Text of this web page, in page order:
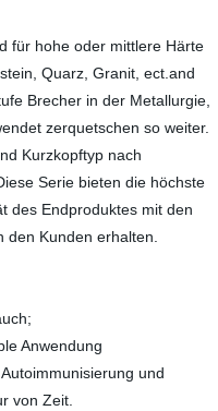
für hohe oder mittlere Härte
Quarz, Granit, ect.and
Brecher in der Metallurgie,
zerquetschen so weiter.
Kurzkopftyp nach
Serie bieten die höchste
des Endproduktes mit den
Kunden erhalten.
Anwendung
und
von Zeit.